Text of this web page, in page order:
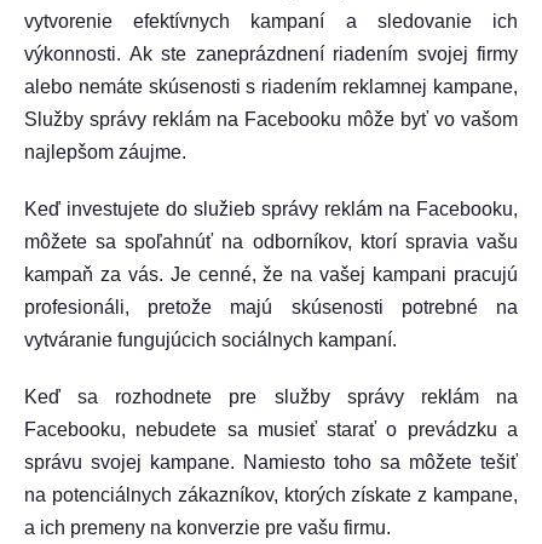
vytvorenie efektívnych kampaní a sledovanie ich
výkonnosti. Ak ste zaneprázdnení riadením svojej firmy
alebo nemáte skúsenosti s riadením reklamnej kampane,
Služby správy reklám na Facebooku môže byť vo vašom
najlepšom záujme.
Keď investujete do služieb správy reklám na Facebooku,
môžete sa spoľahnúť na odborníkov, ktorí spravia vašu
kampaň za vás. Je cenné, že na vašej kampani pracujú
profesionáli, pretože majú skúsenosti potrebné na
vytváranie fungujúcich sociálnych kampaní.
Keď sa rozhodnete pre služby správy reklám na
Facebooku, nebudete sa musieť starať o prevádzku a
správu svojej kampane. Namiesto toho sa môžete tešiť
na potenciálnych zákazníkov, ktorých získate z kampane,
a ich premeny na konverzie pre vašu firmu.